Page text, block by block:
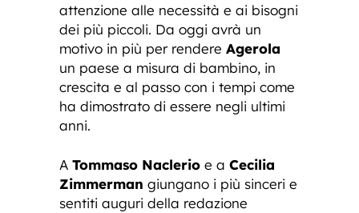
attenzione alle necessità e ai bisogni
dei più piccoli. Da oggi avrà un
motivo in più per rendere Agerola
un paese a misura di bambino, in
crescita e al passo con i tempi come
ha dimostrato di essere negli ultimi
anni.
A Tommaso Naclerio e a Cecilia
Zimmerman giungano i più sinceri e
sentiti auguri della redazione